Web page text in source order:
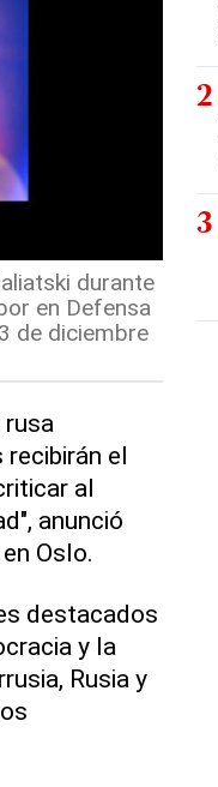
durante
en Defensa
de diciembre
el
al
anunció
Oslo.
destacados
y la
Rusia y